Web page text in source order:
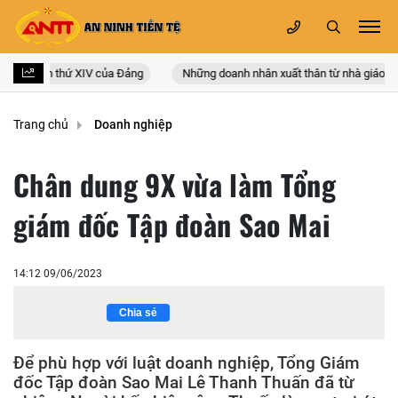
lần thứ XIV của Đảng Những doanh nhân xuất thân từ nhà giáo
Trang chủ Doanh nghiệp
Chân dung 9X vừa làm Tổng
giám đốc Tập đoàn Sao Mai
14:12 09/06/2023
Chia sẻ
Để phù hợp với luật doanh nghiệp, Tổng Giám
đốc Tập đoàn Sao Mai Lê Thanh Thuấn đã từ